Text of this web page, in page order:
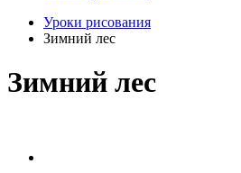
Уроки рисования
Зимний лес
Зимний лес